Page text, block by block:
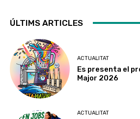
ÚLTIMS ARTICLES
ACTUALITAT
Es presenta el
Major 2026
ACTUALITAT